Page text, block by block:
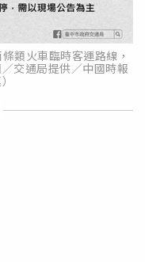
類火車臨時客運路線，
交通局提供／中國時報